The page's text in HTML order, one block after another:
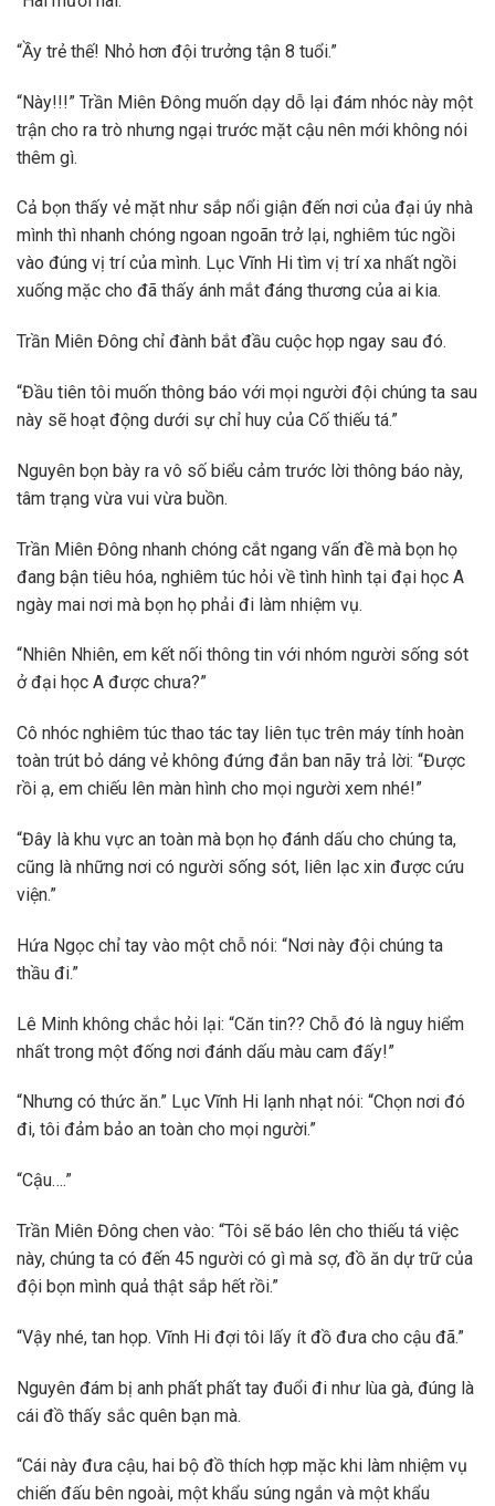
“Ầy trẻ thế! Nhỏ hơn đội trưởng tận 8 tuổi.”
“Này!!!” Trần Miên Đông muốn dạy dỗ lại đám nhóc này một
trận cho ra trò nhưng ngại trước mặt cậu nên mới không nói
thêm gì.
Cả bọn thấy vẻ mặt như sắp nổi giận đến nơi của đại úy nhà
mình thì nhanh chóng ngoan ngoãn trở lại, nghiêm túc ngồi
vào đúng vị trí của mình. Lục Vĩnh Hi tìm vị trí xa nhất ngồi
xuống mặc cho đã thấy ánh mắt đáng thương của ai kia.
Trần Miên Đông chỉ đành bắt đầu cuộc họp ngay sau đó.
“Đầu tiên tôi muốn thông báo với mọi người đội chúng ta sau
này sẽ hoạt động dưới sự chỉ huy của Cố thiếu tá.”
Nguyên bọn bày ra vô số biểu cảm trước lời thông báo này,
tâm trạng vừa vui vừa buồn.
Trần Miên Đông nhanh chóng cắt ngang vấn đề mà bọn họ
đang bận tiêu hóa, nghiêm túc hỏi về tình hình tại đại học A
ngày mai nơi mà bọn họ phải đi làm nhiệm vụ.
“Nhiên Nhiên, em kết nối thông tin với nhóm người sống sót
ở đại học A được chưa?”
Cô nhóc nghiêm túc thao tác tay liên tục trên máy tính hoàn
toàn trút bỏ dáng vẻ không đứng đắn ban nãy trả lời: “Được
rồi ạ, em chiếu lên màn hình cho mọi người xem nhé!”
“Đây là khu vực an toàn mà bọn họ đánh dấu cho chúng ta,
cũng là những nơi có người sống sót, liên lạc xin được cứu
viện.”
Hứa Ngọc chỉ tay vào một chỗ nói: “Nơi này đội chúng ta
thầu đi.”
Lê Minh không chắc hỏi lại: “Căn tin?? Chỗ đó là nguy hiểm
nhất trong một đống nơi đánh dấu màu cam đấy!”
“Nhưng có thức ăn.” Lục Vĩnh Hi lạnh nhạt nói: “Chọn nơi đó
đi, tôi đảm bảo an toàn cho mọi người.”
“Cậu….”
Trần Miên Đông chen vào: “Tôi sẽ báo lên cho thiếu tá việc
này, chúng ta có đến 45 người có gì mà sợ, đồ ăn dự trữ của
đội bọn mình quả thật sắp hết rồi.”
“Vậy nhé, tan họp. Vĩnh Hi đợi tôi lấy ít đồ đưa cho cậu đã.”
Nguyên đám bị anh phất phất tay đuổi đi như lùa gà, đúng là
cái đồ thấy sắc quên bạn mà.
“Cái này đưa cậu, hai bộ đồ thích hợp mặc khi làm nhiệm vụ
chiến đấu bên ngoài, một khẩu súng ngắn và một khẩu